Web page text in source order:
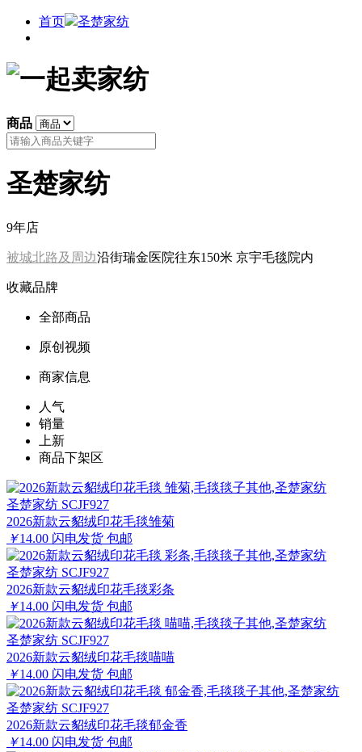
首页 圣楚家纺
商品
圣楚家纺
9年店
被城北路及周边沿街瑞金医院往东150米 京宇毛毯院内
收藏品牌
全部商品
原创视频
商家信息
人气
销量
上新
商品下架区
圣楚家纺 SCJF927
2026新款云貂绒印花毛毯雏菊
￥14.00 闪电发货 包邮
圣楚家纺 SCJF927
2026新款云貂绒印花毛毯彩条
￥14.00 闪电发货 包邮
圣楚家纺 SCJF927
2026新款云貂绒印花毛毯喵喵
￥14.00 闪电发货 包邮
圣楚家纺 SCJF927
2026新款云貂绒印花毛毯郁金香
￥14.00 闪电发货 包邮